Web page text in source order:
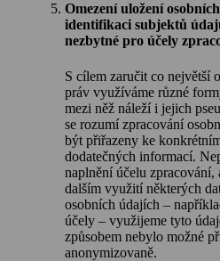
Omezení uložení
identifikaci subjektů
nezbytné pro účely
S cílem zaručit co největší
práv využíváme různé
mezi něž náleží i jejich
se rozumí zpracování
být přiřazeny ke
dodatečných informací.
naplnění účelu zpracování,
dalším využití některých
osobních údajích –
účely – využijeme tyto
způsobem nebylo možné
anonymizovaně.